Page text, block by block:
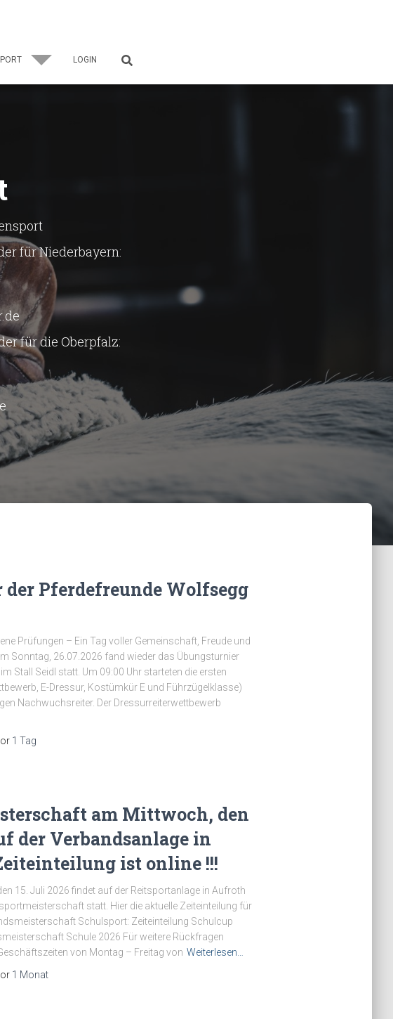
LOGIN
für Niederbayern:
für die Oberpfalz:
Pferdefreunde Wolfsegg
Prüfungen – Ein Tag voller Gemeinschaft, Freude und
Sonntag, 26.07.2026 fand wieder das Übungsturnier
Stall Seidl statt. Um 09:00 Uhr starteten die ersten
E-Dressur, Kostümkür E und Führzügelklasse)
Nachwuchsreiter. Der Dressurreiterwettbewerb
1 Tag
am Mittwoch, den
der Verbandsanlage in
ist online !!!
15. Juli 2026 findet auf der Reitsportanlage in Aufroth
statt. Hier die aktuelle Zeiteinteilung für
Schulsport: Zeiteinteilung Schulcup
Schule 2026 Für weitere Rückfragen
von Montag – Freitag von Weiterlesen…
1 Monat